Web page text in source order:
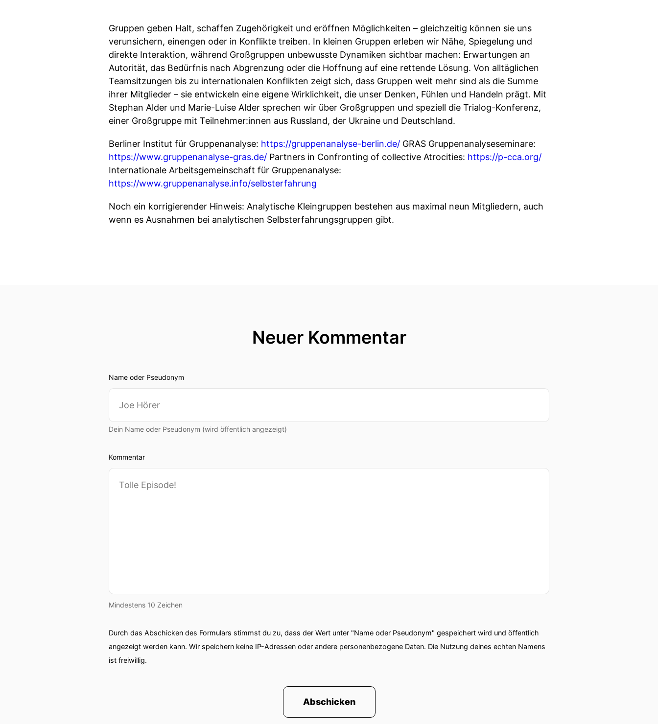
Gruppen geben Halt, schaffen Zugehörigkeit und eröffnen Möglichkeiten – gleichzeitig können sie uns
verunsichern, einengen oder in Konflikte treiben. In kleinen Gruppen erleben wir Nähe, Spiegelung und
direkte Interaktion, während Großgruppen unbewusste Dynamiken sichtbar machen: Erwartungen an
Autorität, das Bedürfnis nach Abgrenzung oder die Hoffnung auf eine rettende Lösung. Von alltäglichen
Teamsitzungen bis zu internationalen Konflikten zeigt sich, dass Gruppen weit mehr sind als die Summe
ihrer Mitglieder – sie entwickeln eine eigene Wirklichkeit, die unser Denken, Fühlen und Handeln prägt. Mit
Stephan Alder und Marie-Luise Alder sprechen wir über Großgruppen und speziell die Trialog-Konferenz,
einer Großgruppe mit Teilnehmer:innen aus Russland, der Ukraine und Deutschland.
Berliner Institut für Gruppenanalyse: https://gruppenanalyse-berlin.de/ GRAS Gruppenanalyseseminare:
https://www.gruppenanalyse-gras.de/ Partners in Confronting of collective Atrocities: https://p-cca.org/
Internationale Arbeitsgemeinschaft für Gruppenanalyse:
https://www.gruppenanalyse.info/selbsterfahrung
Noch ein korrigierender Hinweis: Analytische Kleingruppen bestehen aus maximal neun Mitgliedern, auch
wenn es Ausnahmen bei analytischen Selbsterfahrungsgruppen gibt.
Neuer Kommentar
Name oder Pseudonym
Dein Name oder Pseudonym (wird öffentlich angezeigt)
Kommentar
Mindestens 10 Zeichen
Durch das Abschicken des Formulars stimmst du zu, dass der Wert unter "Name oder Pseudonym" gespeichert wird und öffentlich
angezeigt werden kann. Wir speichern keine IP-Adressen oder andere personenbezogene Daten. Die Nutzung deines echten Namens
ist freiwillig.
Abschicken